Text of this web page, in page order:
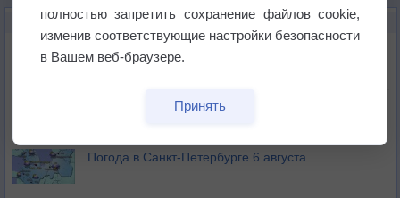
НОВОЕ О ПОГОДЕ
Погода в Екатеринбурге 6 августа
Погода в Краснодаре 6 августа
Погода в Санкт-Петербурге 6 августа
полностью запретить сохранение файлов cookie,
изменив соответствующие настройки безопасности
в Вашем веб-браузере.
Принять